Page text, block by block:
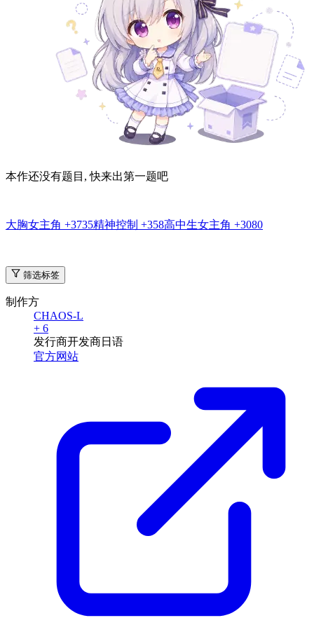
本作还没有题目, 快来出第一题吧
大胸女主角 +3735精神控制 +358高中生女主角 +3080
筛选标签
制作方
CHAOS-L
+ 6
发行商开发商日语
官方网站